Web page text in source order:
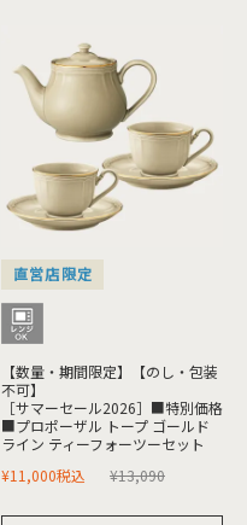
直営店限定
【数量・期間限定】【のし・包装
不可】
［サマーセール2026］■特別価格
■プロポーザル トープ ゴールド
ライン ティーフォーツーセット
¥13,090
¥11,000税込